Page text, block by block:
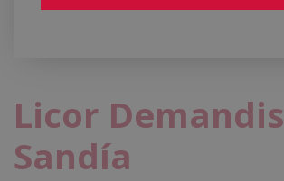
Licor Demandis
Sandía